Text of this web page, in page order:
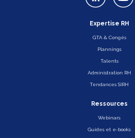
Expertise RH
GTA & Congés
Plannings
Talents
Administration RH
Tendances SIRH
Ressources
Webinars
Guides et e-books